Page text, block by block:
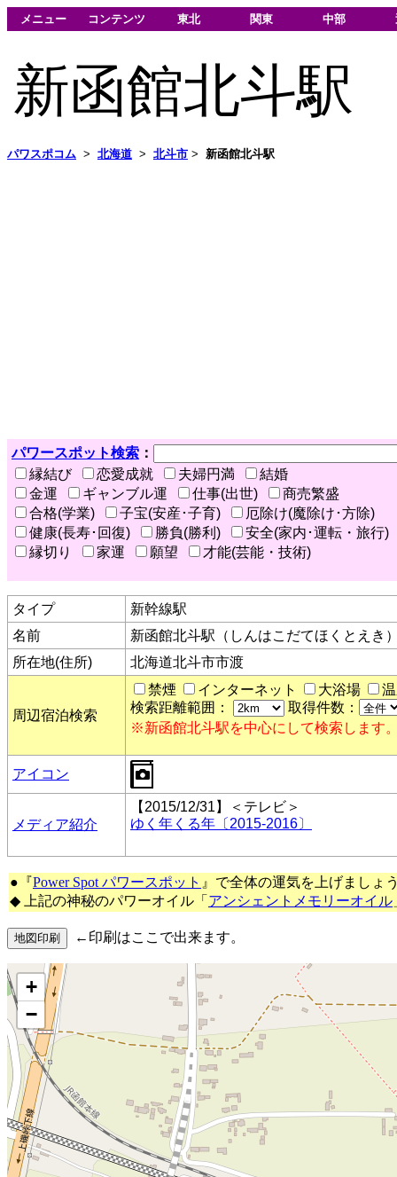
メニュー コンテンツ 東北 関東 中部
新函館北斗駅
パワスポコム > 北海道 > 北斗市 > 新函館北斗駅
パワースポット検索 ：
縁結び
恋愛成就 夫婦円満
結婚
金運
ギャンブル運 仕事(出世)
商売繁盛
合格(学業)
子宝(安産･子育)
厄除け(魔除け･方除)
健康(長寿･回復)
勝負(勝利)
安全(家内･運転・旅行)
縁切り
家運 願望 才能(芸能・技術)
タイプ
新幹線駅
名前
新函館北斗駅（しんはこだてほくとえき
所在地(住所)
北海道北斗市市渡
周辺宿泊検索
禁煙 インターネット 大浴場
検索距離範囲：
取得件数：
※新函館北斗駅を中心にして検索します
アイコン
メディア紹介
【2015/12/31】＜テレビ＞
ゆく年くる年〔2015-2016〕
●『Power Spot パワースポット 』で全体の運気を上げましょ
◆ 上記の神秘のパワーオイル「 アンシェントメモリーオイル
←印刷はここで出来ます。
+
−